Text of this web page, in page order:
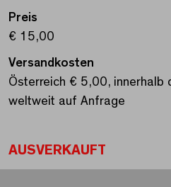
Preis
€ 15,00
Versandkosten
Österreich € 5,00, innerhalb
weltweit auf Anfrage
AUSVERKAUFT